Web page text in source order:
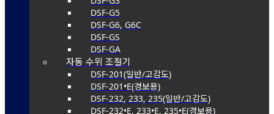
DSF-G5
DSF-G6, G6C
DSF-GS
DSF-GA
자동 수위 조절기
DSF-201(일반/고감도)
DSF-201•E(경보용)
DSF-232, 233, 235(일반/고감도)
DSF-232•E, 233•E, 235•E(경보용)